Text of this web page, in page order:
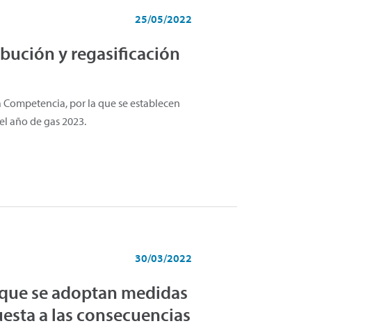
25/05/2022
y regasificación
por la que se establecen
año de gas 2023.
30/03/2022
se adoptan medidas
a las consecuencias